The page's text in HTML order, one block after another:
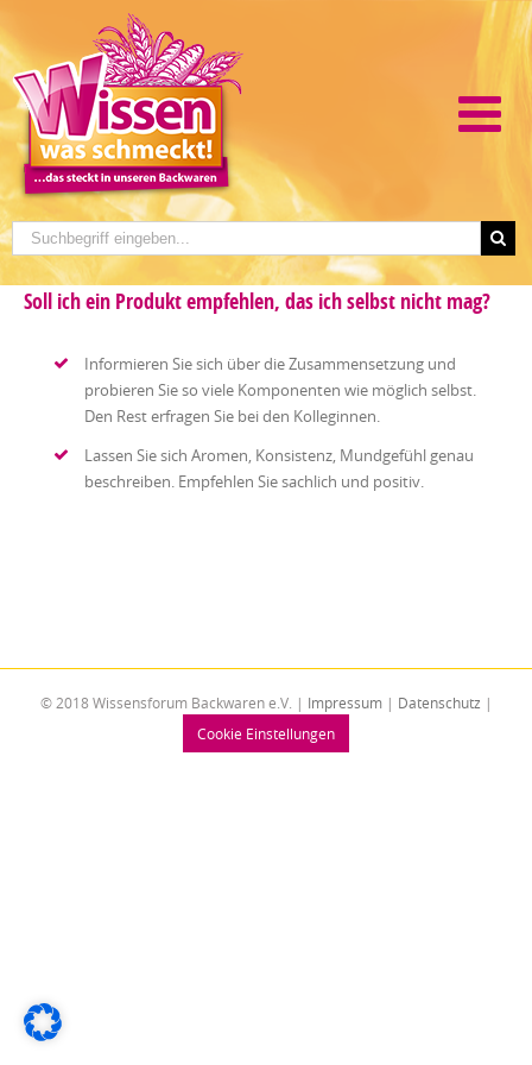
Soll ich ein Produkt empfehlen, das ich selbst nicht mag?
Informieren Sie sich über die Zusammensetzung und
probieren Sie so viele Komponenten wie möglich selbst.
Den Rest erfragen Sie bei den Kolleginnen.
Lassen Sie sich Aromen, Konsistenz, Mundgefühl genau
beschreiben. Empfehlen Sie sachlich und positiv.
© 2018 Wissensforum Backwaren e.V. | Impressum| Datenschutz |
Cookie Einstellungen